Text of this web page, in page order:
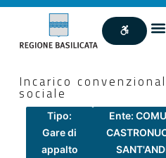
Incarico
sociale
Tipo:
Gare di
appalto
Ente: